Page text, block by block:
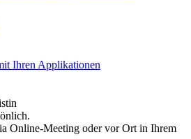
Ihren Applikationen
Online-Meeting oder vor Ort in Ihrem